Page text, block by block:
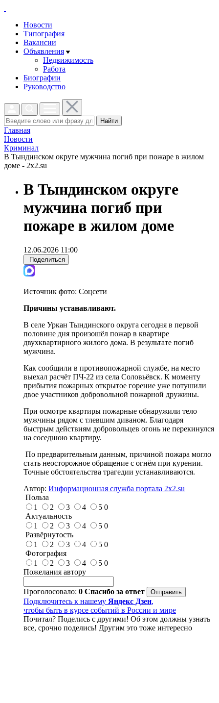
Новости
Типография
Вакансии
Объявления
Недвижимость
Работа
Биографии
Руководство
Найти
Главная
Новости
Криминал
В Тындинском округе мужчина погиб при пожаре в жилом
доме - 2x2.su
В Тындинском округе
мужчина погиб при
пожаре в жилом доме
12.06.2026 11:00
Поделиться
Источник фото: Соцсети
Причины устанавливают.
В селе Уркан Тындинского округа сегодня в первой
половине дня произошёл пожар в квартире
двухквартирного жилого дома. В результате погиб
мужчина.
Как сообщили в противопожарной службе, на место
выехал расчёт ПЧ-22 из села Соловьёвск. К моменту
прибытия пожарных открытое горение уже потушили
двое участников добровольной пожарной дружины.
При осмотре квартиры пожарные обнаружили тело
мужчины рядом с тлевшим диваном. Благодаря
быстрым действиям добровольцев огонь не перекинулся
на соседнюю квартиру.
По предварительным данным, причиной пожара могло
стать неосторожное обращение с огнём при курении.
Точные обстоятельства трагедии устанавливаются.
Автор: Информационная служба портала 2x2.su
Польза
1
2 3 4 5 0
Актуальность
1
2 3 4 5 0
Развёрнутость
1
2 3 4 5 0
Фотография
1
2 3 4 5 0
Пожелания автору
Проголосовало: 0 Спасибо за ответ
Подключитесь к нашему Яндекс Дзен,
чтобы быть в курсе событий в России и мире
Почитал? Поделись с другими! Об этом должны узнать
все, срочно поделись! Другим это тоже интересно